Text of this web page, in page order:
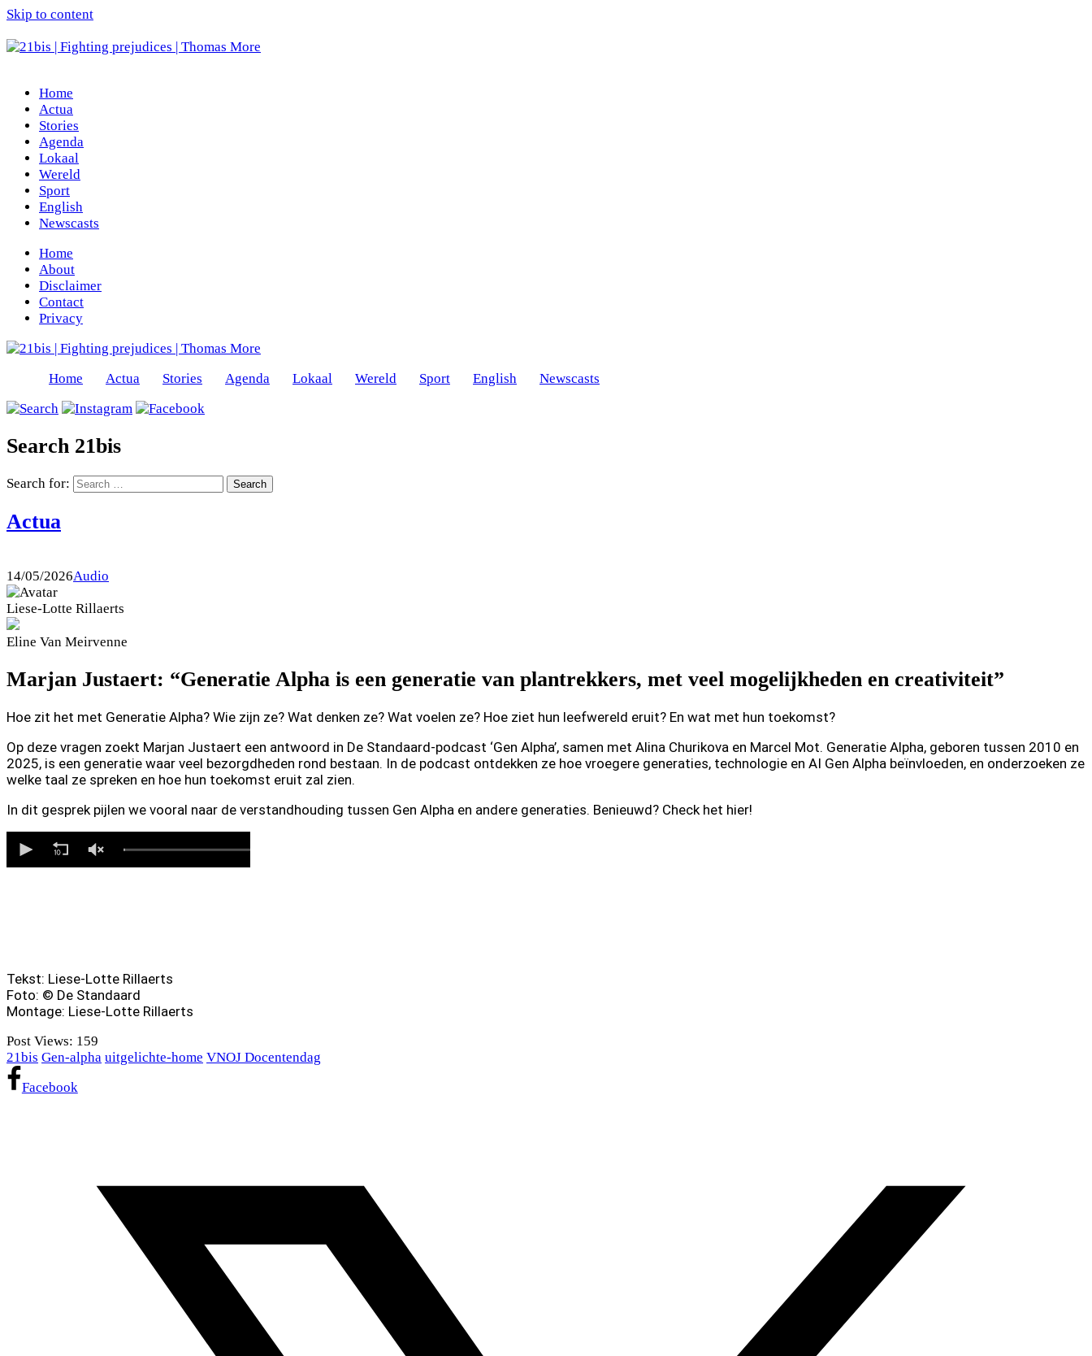
Skip to content
Home
Actua
Stories
Agenda
Lokaal
Wereld
Sport
English
Newscasts
Home
About
Disclaimer
Contact
Privacy
Home Actua Stories Agenda Lokaal Wereld Sport English Newscasts
Search 21bis
Search for:
Actua
14/05/2026Audio
Liese-Lotte Rillaerts
Eline Van Meirvenne
Marjan Justaert: “Generatie Alpha is een generatie van plantrekkers, met veel mogelijkheden en creativiteit”
Hoe zit het met Generatie Alpha? Wie zijn ze? Wat denken ze? Wat voelen ze? Hoe ziet hun leefwereld eruit? En wat met hun toekomst?
Op deze vragen zoekt Marjan Justaert een antwoord in De Standaard-podcast ‘Gen Alpha’, samen met Alina Churikova en Marcel Mot. Generatie Alpha, geboren tussen 2010 en
2025, is een generatie waar veel bezorgdheden rond bestaan. In de podcast ontdekken ze hoe vroegere generaties, technologie en AI Gen Alpha beïnvloeden, en onderzoeken ze
welke taal ze spreken en hoe hun toekomst eruit zal zien.
In dit gesprek pijlen we vooral naar de verstandhouding tussen Gen Alpha en andere generaties. Benieuwd? Check het hier!
Tekst: Liese-Lotte Rillaerts
Foto: © De Standaard
Montage: Liese-Lotte Rillaerts
Post Views: 159
21bis Gen-alpha uitgelichte-home VNOJ Docentendag
Facebook